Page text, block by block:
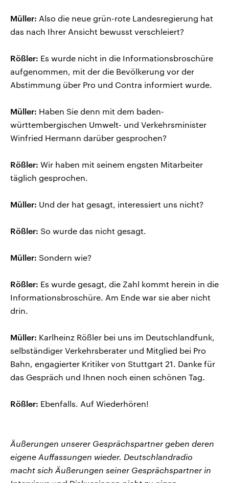
Müller: Also die neue grün-rote Landesregierung hat
das nach Ihrer Ansicht bewusst verschleiert?
Rößler: Es wurde nicht in die Informationsbroschüre
aufgenommen, mit der die Bevölkerung vor der
Abstimmung über Pro und Contra informiert wurde.
Müller: Haben Sie denn mit dem baden-
württembergischen Umwelt- und Verkehrsminister
Winfried Hermann darüber gesprochen?
Rößler: Wir haben mit seinem engsten Mitarbeiter
täglich gesprochen.
Müller: Und der hat gesagt, interessiert uns nicht?
Rößler: So wurde das nicht gesagt.
Müller: Sondern wie?
Rößler: Es wurde gesagt, die Zahl kommt herein in die
Informationsbroschüre. Am Ende war sie aber nicht
drin.
Müller: Karlheinz Rößler bei uns im Deutschlandfunk,
selbständiger Verkehrsberater und Mitglied bei Pro
Bahn, engagierter Kritiker von Stuttgart 21. Danke für
das Gespräch und Ihnen noch einen schönen Tag.
Rößler: Ebenfalls. Auf Wiederhören!
Äußerungen unserer Gesprächspartner geben deren
eigene Auffassungen wieder. Deutschlandradio
macht sich Äußerungen seiner Gesprächspartner in